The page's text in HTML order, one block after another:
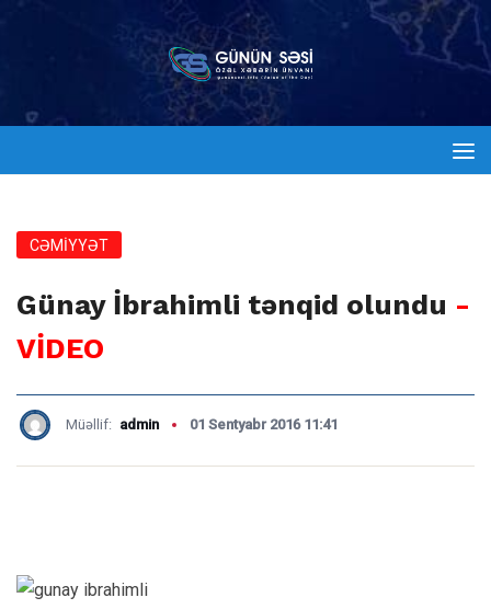
CƏMİYYƏT
Günay İbrahimli tənqid olundu -
VİDEO
Müəllif: admin 01 Sentyabr 2016 11:41